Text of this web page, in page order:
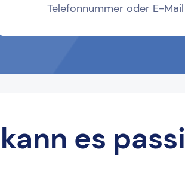
Telefonnummer oder E-
es